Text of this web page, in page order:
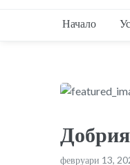
Начало
февруари 13,